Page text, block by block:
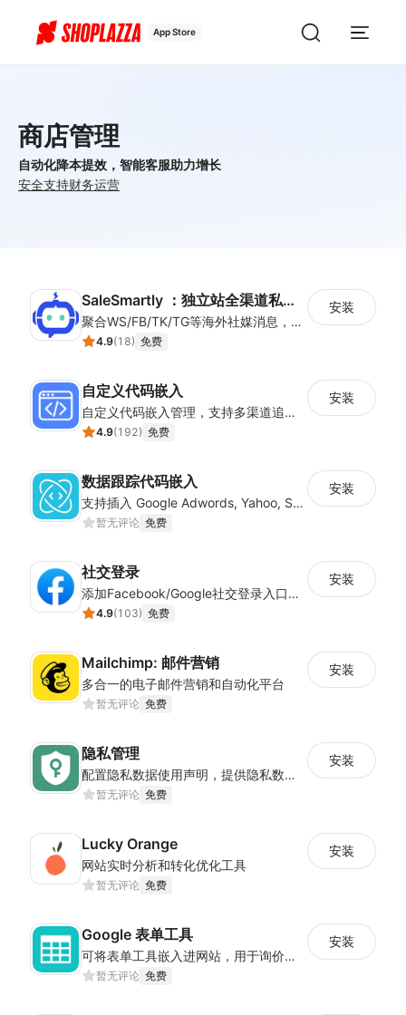
App Store
商店管理
自动化降本提效，智能客服助力增长
安全支持财务运营
SaleSmartly ：独立站全渠道私域神器
聚合WS/FB/TK/TG等海外社媒消息，一站式集中管理，集成客户管理（SCRM）、多语言实时翻译及智能群发功能，助力独立站卖家高效协同跨境沟通。
4.9(18) 免费
安装
自定义代码嵌入
自定义代码嵌入管理，支持多渠道追踪与营销活动配置
4.9(192) 免费
安装
数据跟踪代码嵌入
支持插入 Google Adwords, Yahoo, Snapchat 等平台的数据跟踪代码
暂无评论 免费
安装
社交登录
添加Facebook/Google社交登录入口，简化顾客注册流程
4.9(103) 免费
安装
Mailchimp: 邮件营销
多合一的电子邮件营销和自动化平台
暂无评论 免费
安装
隐私管理
配置隐私数据使用声明，提供隐私数据控制，确保店铺符合经营地隐私法案
暂无评论 免费
安装
Lucky Orange
网站实时分析和转化优化工具
暂无评论 免费
安装
Google 表单工具
可将表单工具嵌入进网站，用于询价、合作等场景
暂无评论 免费
安装